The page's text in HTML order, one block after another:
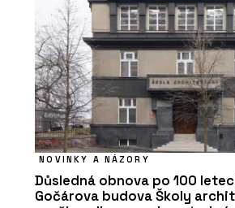
NOVINKY A NÁZORY
Důsledná obnova po 100
Gočárova budova Školy